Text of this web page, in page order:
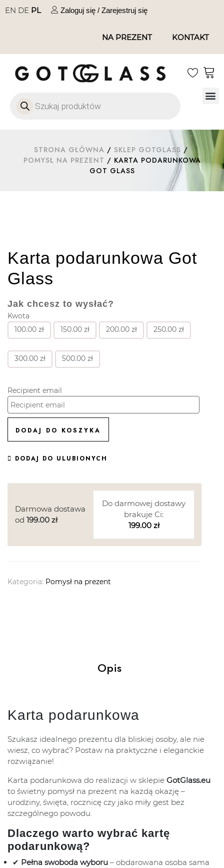
EN DE PL Zaloguj się / Zarejestruj się
NA PREZENT KONTAKT
STRONA GŁÓWNA / SKLEP GOTGLASS /
POMYSŁ NA PREZENT / KARTA PODARUNKOWA
GOT GLASS
Karta podarunkowa Got
Glass
Jak chcesz to wysłać?
Kwota
100.00 zł 150.00 zł 200.00 zł 250.00 zł
300.00 zł 500.00 zł
Recipient email
DODAJ DO KOSZYKA
DODAJ DO ULUBIONYCH
Darmowa dostawa
od 199.00 zł
Do darmowej dostawy
brakuje Ci:
199.00 zł
Kategoria: Pomysł na prezent
Opis
Karta podarunkowa
Szukasz idealnego prezentu dla bliskiej osoby, ale nie
wiesz, co wybrać? Postaw na praktyczne i eleganckie
rozwiązanie!
Karta podarunkowa do realizacji w sklepie GotGlass.eu
to świetny pomysł na prezent na każdą okazję –
urodziny, święta, rocznicę czy jako miły gest bez
szczególnego powodu.
Dlaczego warto wybrać kartę
podarunkową?
✔ Pełna swoboda wyboru – obdarowana osoba sama